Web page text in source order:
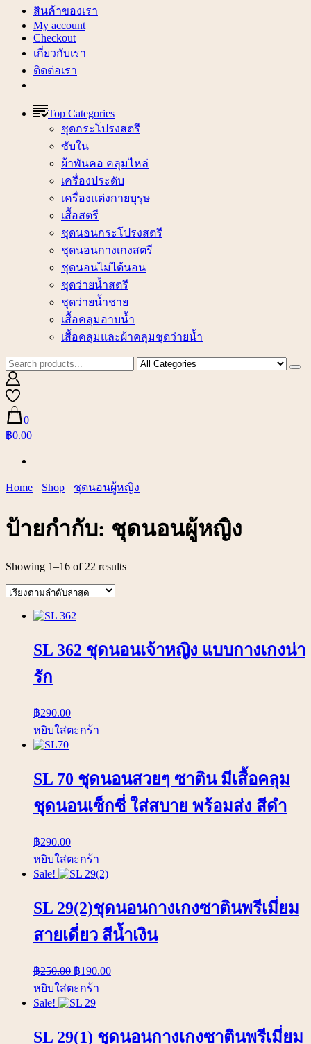
สินค้าของเรา
My account
Checkout
เกี่ยวกับเรา
ติดต่อเรา
Top Categories
ชุดกระโปรงสตรี
ซับใน
ผ้าพันคอ คลุมไหล่
เครื่องประดับ
เครื่องแต่งกายบุรุษ
เสื้อสตรี
ชุดนอนกระโปรงสตรี
ชุดนอนกางเกงสตรี
ชุดนอนไม่ได้นอน
ชุดว่ายน้ำสตรี
ชุดว่ายน้ำชาย
เสื้อคลุมอาบน้ำ
เสื้อคลุมและผ้าคลุมชุดว่ายน้ำ
0
฿0.00
Home Shop ชุดนอนผู้หญิง
ป้ายกำกับ: ชุดนอนผู้หญิง
Showing 1–16 of 22 results
SL 362 ชุดนอนเจ้าหญิง แบบกางเกงน่า
รัก
฿290.00
หยิบใส่ตะกร้า
SL 70 ชุดนอนสวยๆ ซาติน มีเสื้อคลุม
ชุดนอนเซ็กซี่ ใส่สบาย พร้อมส่ง สีดำ
฿290.00
หยิบใส่ตะกร้า
Sale!
SL 29(2)ชุดนอนกางเกงซาตินพรีเมี่ยม
สายเดี่ยว สีน้ำเงิน
฿250.00 ฿190.00
หยิบใส่ตะกร้า
Sale!
SL 29(1) ชุดนอนกางเกงซาตินพรีเมี่ยม